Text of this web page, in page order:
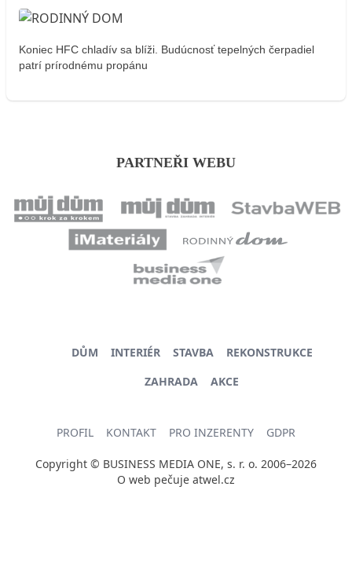
Koniec HFC chladív sa blíži. Budúcnosť tepelných čerpadiel
patrí prírodnému propánu
PARTNEŘI WEBU
DŮM INTERIÉR STAVBA
REKONSTRUKCE
ZAHRADA
AKCE
PROFIL KONTAKT PRO INZERENTY GDPR
Copyright © BUSINESS MEDIA ONE, s. r. o. 2006–2026